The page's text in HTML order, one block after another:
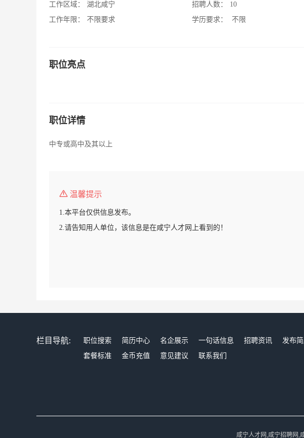
工作区域：
湖北咸宁
工作年限：
不限要求
招聘人数：
10
学历要求：
不限
职位亮点
职位详情
中专或高中及其以上
温馨提示
1.本平台仅供信息发布。
2.请告知用人单位，该信息是在咸宁人才网上看到的！
栏目导航: 职位搜索 简历中心 名企展示 一句话信息 招聘资讯 发布
套餐标准
金币充值 意见建议 联系我们
咸宁人才网,咸宁招聘网,